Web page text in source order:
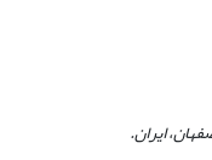
ایران.